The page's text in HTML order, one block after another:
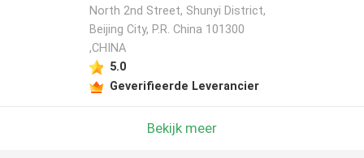
North 2nd Street, Shunyi District,
Beijing City, P.R. China 101300
,CHINA
5.0
Geverifieerde Leverancier
Bekijk meer